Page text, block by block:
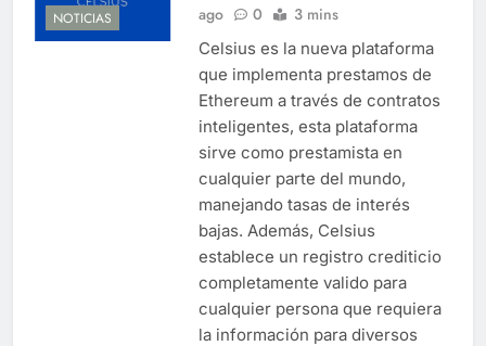
NOTICIAS
ago
0 3 mins
Celsius es la nueva plataforma
que implementa prestamos de
Ethereum a través de contratos
inteligentes, esta plataforma
sirve como prestamista en
cualquier parte del mundo,
manejando tasas de interés
bajas. Además, Celsius
establece un registro crediticio
completamente valido para
cualquier persona que requiera
la información para diversos